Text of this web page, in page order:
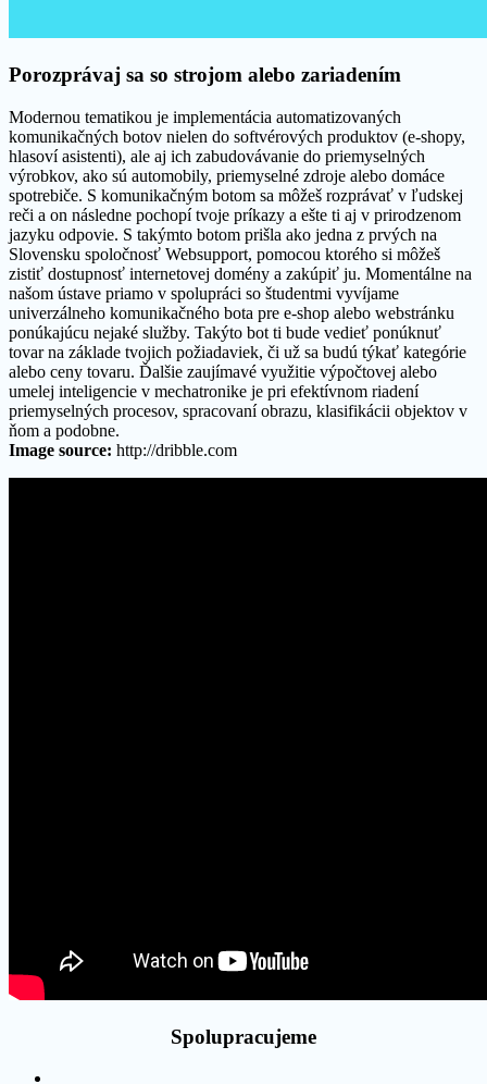
Porozprávaj sa so strojom alebo zariadením
Modernou tematikou je implementácia automatizovaných
komunikačných botov nielen do softvérových produktov (e-shopy,
hlasoví asistenti), ale aj ich zabudovávanie do priemyselných
výrobkov, ako sú automobily, priemyselné zdroje alebo domáce
spotrebiče. S komunikačným botom sa môžeš rozprávať v ľudskej
reči a on následne pochopí tvoje príkazy a ešte ti aj v prirodzenom
jazyku odpovie. S takýmto botom prišla ako jedna z prvých na
Slovensku spoločnosť Websupport, pomocou ktorého si môžeš
zistiť dostupnosť internetovej domény a zakúpiť ju. Momentálne na
našom ústave priamo v spolupráci so študentmi vyvíjame
univerzálneho komunikačného bota pre e-shop alebo webstránku
ponúkajúcu nejaké služby. Takýto bot ti bude vedieť ponúknuť
tovar na základe tvojich požiadaviek, či už sa budú týkať kategórie
alebo ceny tovaru. Ďalšie zaujímavé využitie výpočtovej alebo
umelej inteligencie v mechatronike je pri efektívnom riadení
priemyselných procesov, spracovaní obrazu, klasifikácii objektov v
ňom a podobne.
Image source: http://dribble.com
Spolupracujeme